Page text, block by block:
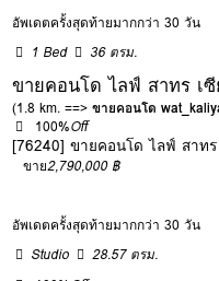
อัพเดตครั้งสุดท้ายมากกว่า 30 วัน
1 Bed
36 ตรม.
ขายคอนโด ไลฟ์ สาทร เ
(1.8 km. ==>ขายคอนโด
100%Off
[76240] ขายคอนโด ไลฟ์ สาท
ขาย2,790,000 ฿
อัพเดตครั้งสุดท้ายมากกว่า 30 วัน
Studio
28.57 ตรม.